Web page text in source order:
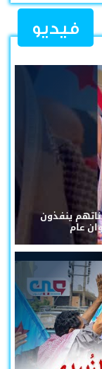
فيديو
ينفذون
عام